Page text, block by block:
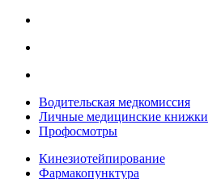
Водительская медкомиссия
Личные медицинские книжки
Профосмотры
Кинезиотейпирование
Фармакопунктура